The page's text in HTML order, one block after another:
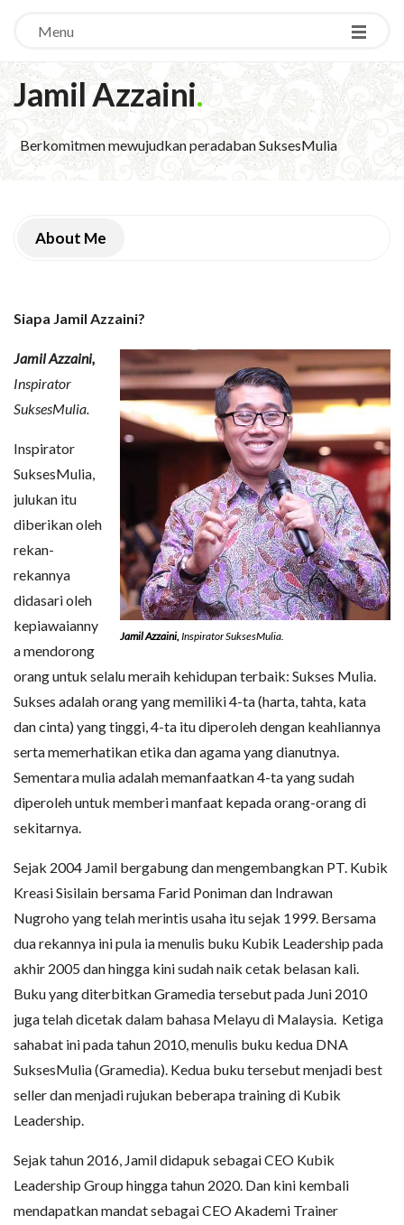
Menu
Jamil Azzaini.
Berkomitmen mewujudkan peradaban SuksesMulia
About Me
Siapa Jamil Azzaini?
Jamil Azzaini,Inspirator SuksesMulia.
Jamil Azzaini,
Inspirator
SuksesMulia.
Inspirator
SuksesMulia,
julukan itu
diberikan oleh
rekan-
rekannya
didasari oleh
kepiawaianny
a mendorong
orang untuk selalu meraih kehidupan terbaik: Sukses Mulia.
Sukses adalah orang yang memiliki 4-ta (harta, tahta, kata
dan cinta) yang tinggi, 4-ta itu diperoleh dengan keahliannya
serta memerhatikan etika dan agama yang dianutnya.
Sementara mulia adalah memanfaatkan 4-ta yang sudah
diperoleh untuk memberi manfaat kepada orang-orang di
sekitarnya.
Sejak 2004 Jamil bergabung dan mengembangkan PT. Kubik
Kreasi Sisilain bersama Farid Poniman dan Indrawan
Nugroho yang telah merintis usaha itu sejak 1999. Bersama
dua rekannya ini pula ia menulis buku Kubik Leadership pada
akhir 2005 dan hingga kini sudah naik cetak belasan kali.
Buku yang diterbitkan Gramedia tersebut pada Juni 2010
juga telah dicetak dalam bahasa Melayu di Malaysia. Ketiga
sahabat ini pada tahun 2010, menulis buku kedua DNA
SuksesMulia (Gramedia). Kedua buku tersebut menjadi best
seller dan menjadi rujukan beberapa training di Kubik
Leadership.
Sejak tahun 2016, Jamil didapuk sebagai CEO Kubik
Leadership Group hingga tahun 2020. Dan kini kembali
mendapatkan mandat sebagai CEO Akademi Trainer